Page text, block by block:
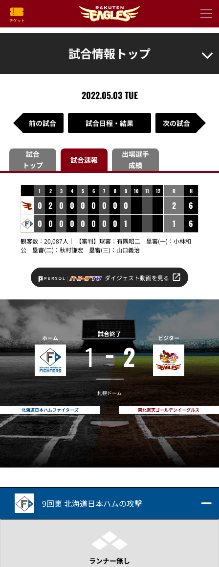
試合情報トップ
2022.05.03 TUE
前の試合 試合日程・結果 次の試合
試合
トップ
試合速報
出場選手
成績
1 2 3 4 5 6 7 8 9 10 11 12
0 2 0 0 0 0 0 0 0
0 0 0 0 0 0 0 0 1
R H
2
6
1
6
観客数：20,087人｜ 【審判】球審：有隅昭二 塁審(一)：小林和
公 塁審(二)：秋村謙宏 塁審(三)：山口義治
ダイジェスト動画を見る
ホーム
北海道日本ハムファイターズ
試合終了
1 2
札幌ドーム
ビジター
東北楽天ゴールデンイーグルス
9回裏 北海道日本ハムの攻撃
ランナー無し